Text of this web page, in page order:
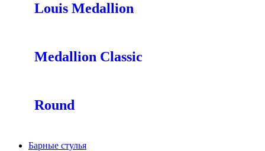
Louis Medallion
Medallion Classic
Round
Барные стулья